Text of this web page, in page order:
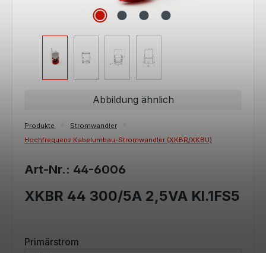
Abbildung ähnlich
Produkte
Stromwandler
Hochfrequenz Kabelumbau-Stromwandler (XKBR/XKBU)
Art-Nr.: 44-6006
XKBR 44 300/5A 2,5VA Kl.1FS5
Primärstrom